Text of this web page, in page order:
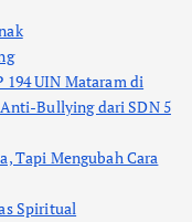
194 UIN Mataram di
Bullying dari SDN 5
Tapi Mengubah Cara
Spiritual